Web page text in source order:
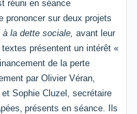
réuni en séance
prononcer sur deux projets
la dette sociale, avant leur
textes présentent un intérêt «
de la perte
par Olivier Véran,
Sophie Cluzel, secrétaire
présents en séance. Ils